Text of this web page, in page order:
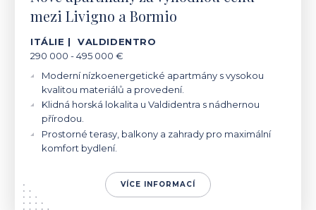
mezi Livigno a Bormio
ITÁLIE | VALDIDENTRO
290 000 - 495 000 €
Moderní nízkoenergetické apartmány s vysokou
kvalitou materiálů a provedení.
Klidná horská lokalita u Valdidentra s nádhernou
přírodou.
Prostorné terasy, balkony a zahrady pro maximální
komfort bydlení.
VÍCE INFORMACÍ